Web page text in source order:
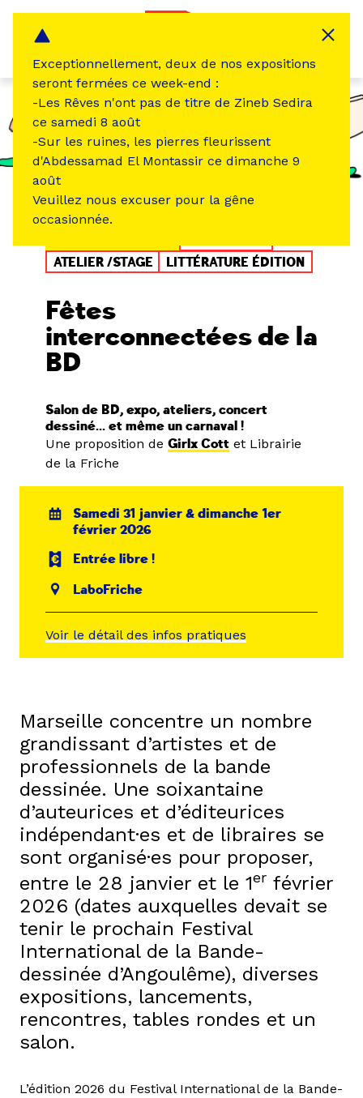
ATELIER /STAGE
LITTÉRATURE ÉDITION
Fêtes
interconnectées de la
BD
Salon de BD, expo, ateliers, concert
dessiné... et même un carnaval !
Une proposition de Girlx Cott et Librairie
de la Friche
Samedi 31 janvier & dimanche 1er
février 2026
Entrée libre !
LaboFriche
Voir le détail des infos pratiques
Marseille concentre un nombre
grandissant d’artistes et de
professionnels de la bande
dessinée. Une soixantaine
d’auteurices et d’éditeurices
indépendant·es et de libraires se
sont organisé·es pour proposer,
entre le 28 janvier et le 1er février
2026 (dates auxquelles devait se
tenir le prochain Festival
International de la Bande-
dessinée d’Angoulême), diverses
expositions, lancements,
rencontres, tables rondes et un
salon.
L’édition 2026 du Festival International de la Bande-
Exceptionnellement, deux de nos expositions
seront fermées ce week-end :
-Les Rêves n'ont pas de titre de Zineb Sedira
ce samedi 8 août
-Sur les ruines, les pierres fleurissent
d'Abdessamad El Montassir ce dimanche 9
août
Veuillez nous excuser pour la gêne
occasionnée.
Panneau de gestion des cookies